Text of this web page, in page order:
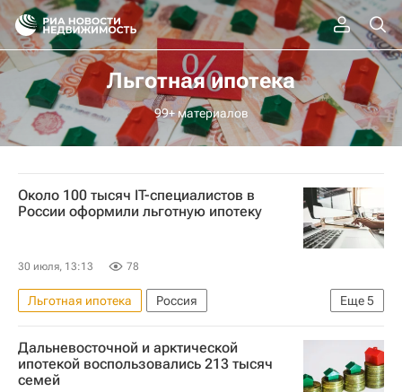
Льготная ипотека
99+ материалов
Около 100 тысяч IT-специалистов в
России оформили льготную ипотеку
30 июля, 13:13 78
Еще5
Льготная ипотека
Россия
Московская область (Подмосковье)
Свердловская область
Сколково
Жилье
Дальневосточной и арктической
ипотекой воспользовались 213 тысяч
семей